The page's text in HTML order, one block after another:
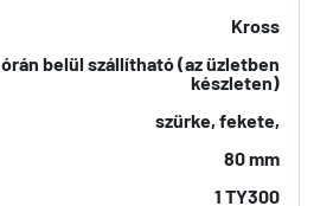
Kross
belül szállítható (az üzletben
készleten)
szürke, fekete,
80 mm
1 TY300